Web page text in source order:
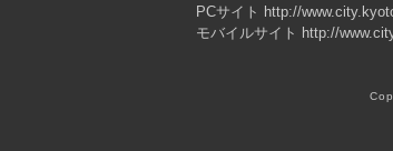
PCサイト http://
モバイルサイト http://